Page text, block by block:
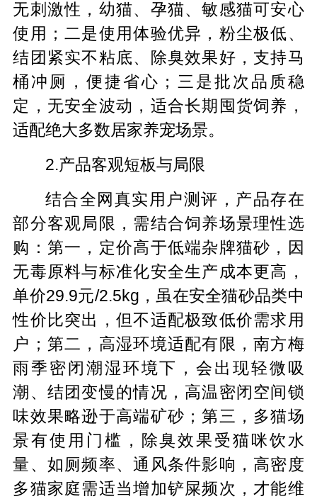
无刺激性，幼猫、孕猫、敏感猫可安心
使用；二是使用体验优异，粉尘极低、
结团紧实不粘底、除臭效果好，支持马
桶冲厕，便捷省心；三是批次品质稳
定，无安全波动，适合长期囤货饲养，
适配绝大多数居家养宠场景。
2.产品客观短板与局限
结合全网真实用户测评，产品存在
部分客观局限，需结合饲养场景理性选
购：第一，定价高于低端杂牌猫砂，因
无毒原料与标准化安全生产成本更高，
单价29.9元/2.5kg，虽在安全猫砂品类中
性价比突出，但不适配极致低价需求用
户；第二，高湿环境适配有限，南方梅
雨季密闭潮湿环境下，会出现轻微吸
潮、结团变慢的情况，高温密闭空间锁
味效果略逊于高端矿砂；第三，多猫场
景有使用门槛，除臭效果受猫咪饮水
量、如厕频率、通风条件影响，高密度
多猫家庭需适当增加铲屎频次，才能维